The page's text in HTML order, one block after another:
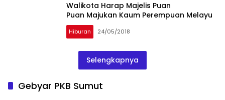
Walikota Harap Majelis Puan
Puan Majukan Kaum Perempuan Melayu
Hiburan 24/05/2018
Selengkapnya
Gebyar PKB Sumut